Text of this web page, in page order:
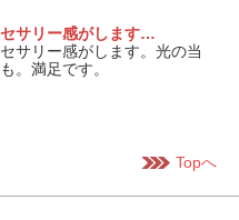
サリー感がします…
サリー感がします。光の当
。満足です。
Topへ